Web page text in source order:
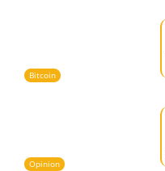
Bitcoin
Opinion